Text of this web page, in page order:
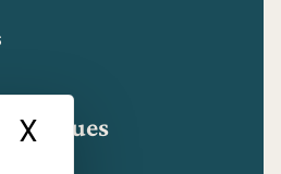
X Masquer le